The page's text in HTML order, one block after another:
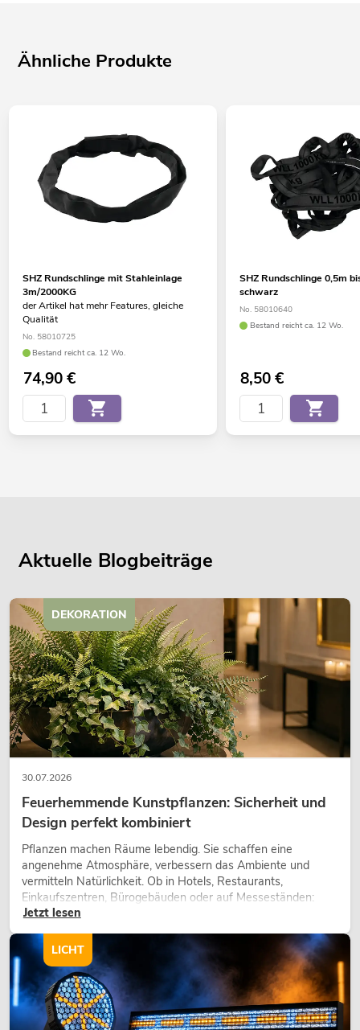
Ähnliche Produkte
SHZ Rundschlinge mit Stahleinlage
3m/2000KG
der Artikel hat mehr Features, gleiche
Qualität
No. 58010725
Bestand reicht ca. 12 Wo.
74,90€
SHZ Rundschlinge 0,5m
schwarz
No. 58010640
Bestand reicht ca. 12 Wo.
8,50€
Aktuelle Blogbeiträge
30.07.2026
Feuerhemmende Kunstpflanzen: Sicherheit und
Design perfekt kombiniert
Pflanzen machen Räume lebendig. Sie schaffen eine
angenehme Atmosphäre, verbessern das Ambiente und
vermitteln Natürlichkeit. Ob in Hotels, Restaurants,
Einkaufszentren, Bürogebäuden oder auf Messeständen:
eine hochwertige Begrünung gehört heute längst zum
Jetzt lesen
DEKORATION
LICHT